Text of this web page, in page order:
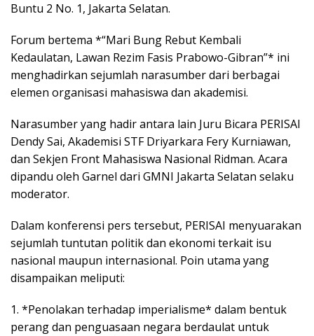
Buntu 2 No. 1, Jakarta Selatan.
Forum bertema *“Mari Bung Rebut Kembali
Kedaulatan, Lawan Rezim Fasis Prabowo-Gibran”* ini
menghadirkan sejumlah narasumber dari berbagai
elemen organisasi mahasiswa dan akademisi.
Narasumber yang hadir antara lain Juru Bicara PERISAI
Dendy Sai, Akademisi STF Driyarkara Fery Kurniawan,
dan Sekjen Front Mahasiswa Nasional Ridman. Acara
dipandu oleh Garnel dari GMNI Jakarta Selatan selaku
moderator.
Dalam konferensi pers tersebut, PERISAI menyuarakan
sejumlah tuntutan politik dan ekonomi terkait isu
nasional maupun internasional. Poin utama yang
disampaikan meliputi:
1. *Penolakan terhadap imperialisme* dalam bentuk
perang dan penguasaan negara berdaulat untuk